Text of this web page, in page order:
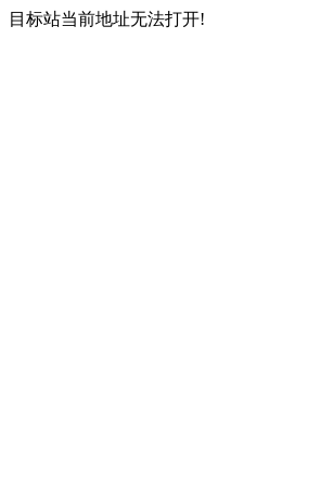
目标站当前地址无法打开!